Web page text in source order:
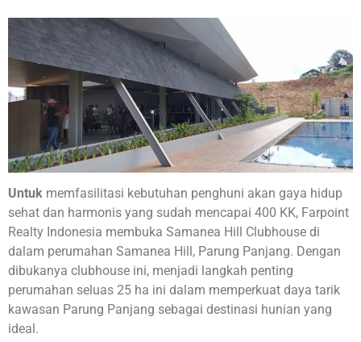
Untuk memfasilitasi kebutuhan penghuni akan gaya hidup
sehat dan harmonis yang sudah mencapai 400 KK, Farpoint
Realty Indonesia membuka Samanea Hill Clubhouse di
dalam perumahan Samanea Hill, Parung Panjang. Dengan
dibukanya clubhouse ini, menjadi langkah penting
perumahan seluas 25 ha ini dalam memperkuat daya tarik
kawasan Parung Panjang sebagai destinasi hunian yang
ideal.